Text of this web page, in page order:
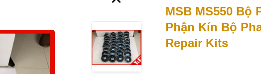
MSB MS550 Bộ
Phận Kín Bộ
Repair Kits